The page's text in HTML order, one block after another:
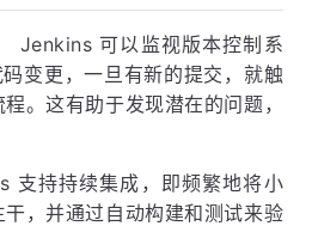
Jenkins 可以监视版本控制系
变更，一旦有新的提交，就触
。这有助于发现潜在的问题，
支持持续集成，即频繁地将小
，并通过自动构建和测试来验